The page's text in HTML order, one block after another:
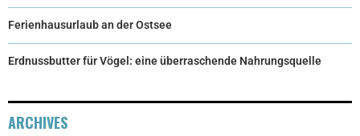
Ferienhausurlaub an der Ostsee
Erdnussbutter für Vögel: eine überraschende Nahrungsquelle
ARCHIVES